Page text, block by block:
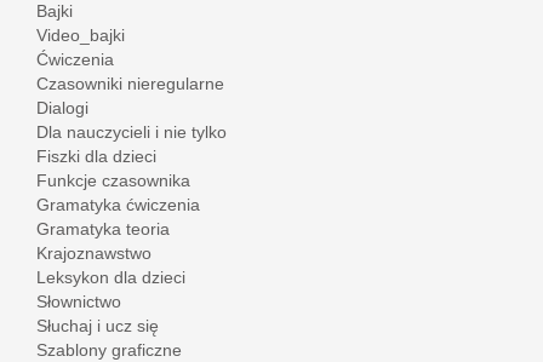
Bajki
Video_bajki
Ćwiczenia
Czasowniki nieregularne
Dialogi
Dla nauczycieli i nie tylko
Fiszki dla dzieci
Funkcje czasownika
Gramatyka ćwiczenia
Gramatyka teoria
Krajoznawstwo
Leksykon dla dzieci
Słownictwo
Słuchaj i ucz się
Szablony graficzne